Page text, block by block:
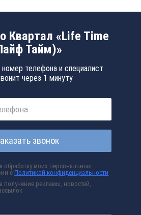
Квартал «Life Time
Тайм)»
телефона и специалист
через 1 минуту
звонок
обработку моих персональных
сПолитикой конфиденциальности
получение рекламы, новостей,